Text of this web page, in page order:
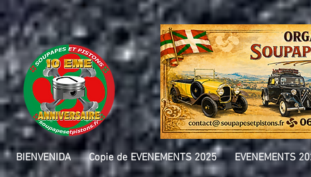
BIENVENIDA Copie de EVENEMENTS 2025 EVENEMENTS